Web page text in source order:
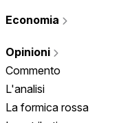
Economia
Opinioni
Commento
L'analisi
La formica rossa